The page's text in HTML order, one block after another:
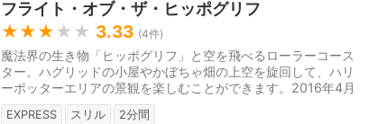
フライト・オブ・ザ・ヒッポグリフ
★★★ ★★ 3.33 (4件)
魔法界の生き物「ヒッポグリフ」と空を飛べるローラーコース
ター。ハグリッドの小屋やかぼちゃ畑の上空を旋回して、ハリ
ーポッターエリアの景観を楽しむことができます。2016年4月
オープン。
EXPRESS スリル 2分間